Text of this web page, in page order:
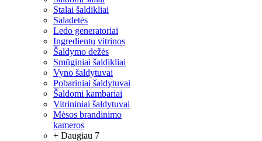
Stalai šaldikliai
Saladetės
Ledo generatoriai
Ingredientų vitrinos
Šaldymo dežės
Smūginiai šaldikliai
Vyno šaldytuvai
Pobariniai šaldytuvai
Šaldomi kambariai
Vitrininiai šaldytuvai
Mėsos brandinimo
kameros
+ Daugiau 7